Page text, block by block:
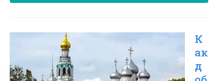
Дубая
до
К
ак
д